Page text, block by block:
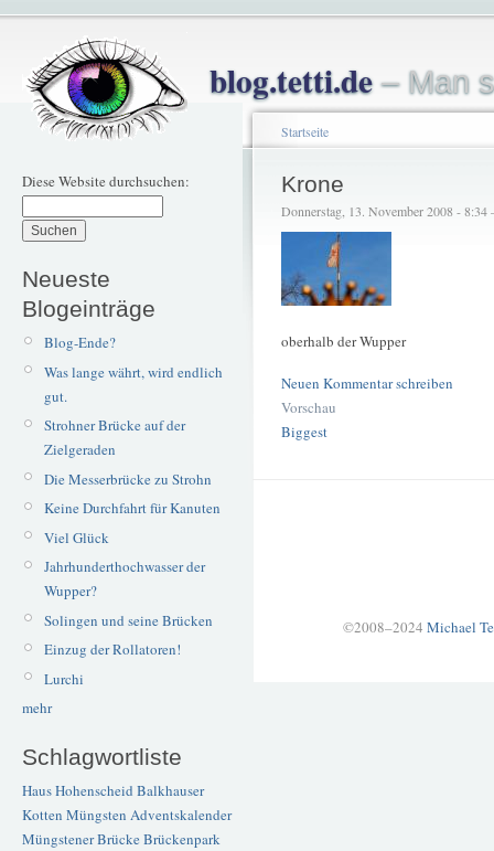
blog.tetti.de– Man
Diese Website durchsuchen:
Neueste
Blogeinträge
Blog-Ende?
Was lange währt, wird endlich
gut.
Strohner Brücke auf der
Zielgeraden
Die Messerbrücke zu Strohn
Keine Durchfahrt für Kanuten
Viel Glück
Jahrhunderthochwasser der
Wupper?
Solingen und seine Brücken
Einzug der Rollatoren!
Lurchi
mehr
Schlagwortliste
Haus Hohenscheid Balkhauser
Kotten Müngsten Adventskalender
Müngstener BrückeBrückenpark
Startseite
Krone
Donnerstag, 13. November 2008 - 8:34
oberhalb der Wupper
Neuen Kommentar schreiben
Vorschau
Biggest
©2008–2024 Michael